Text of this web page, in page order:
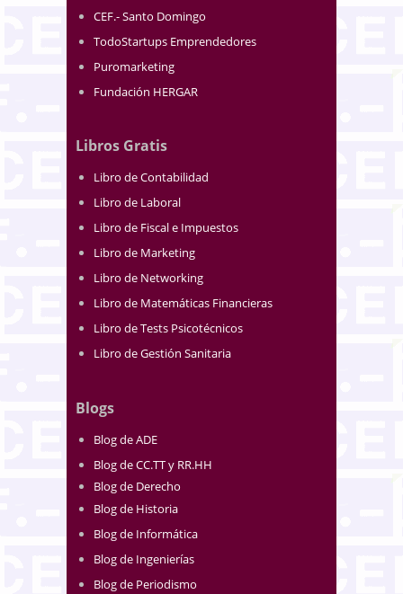
CEF.- Santo Domingo
TodoStartups Emprendedores
Puromarketing
Fundación HERGAR
Libros Gratis
Libro de Contabilidad
Libro de Laboral
Libro de Fiscal e Impuestos
Libro de Marketing
Libro de Networking
Libro de Matemáticas Financieras
Libro de Tests Psicotécnicos
Libro de Gestión Sanitaria
Blogs
Blog de ADE
Blog de CC.TT y RR.HH
Blog de Derecho
Blog de Historia
Blog de Informática
Blog de Ingenierías
Blog de Periodismo